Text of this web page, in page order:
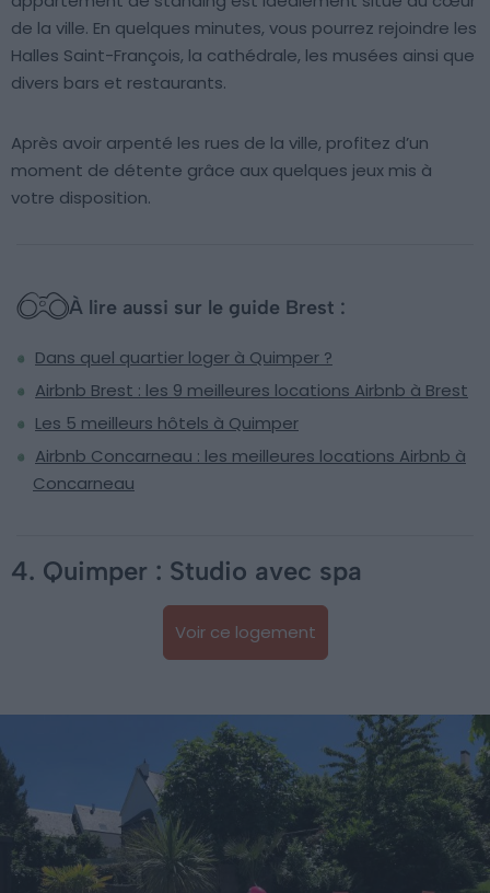
de la ville. En quelques minutes, vous pourrez rejoindre les
Halles Saint-François, la cathédrale, les musées ainsi que
divers bars et restaurants.
Après avoir arpenté les rues de la ville, profitez d’un
moment de détente grâce aux quelques jeux mis à
votre disposition.
À lire aussi sur le guide Brest :
Dans quel quartier loger à Quimper ?
Airbnb Brest : les 9 meilleures locations Airbnb à Brest
Les 5 meilleurs hôtels à Quimper
Airbnb Concarneau : les meilleures locations Airbnb à
Concarneau
4. Quimper : Studio avec spa
Voir ce logement